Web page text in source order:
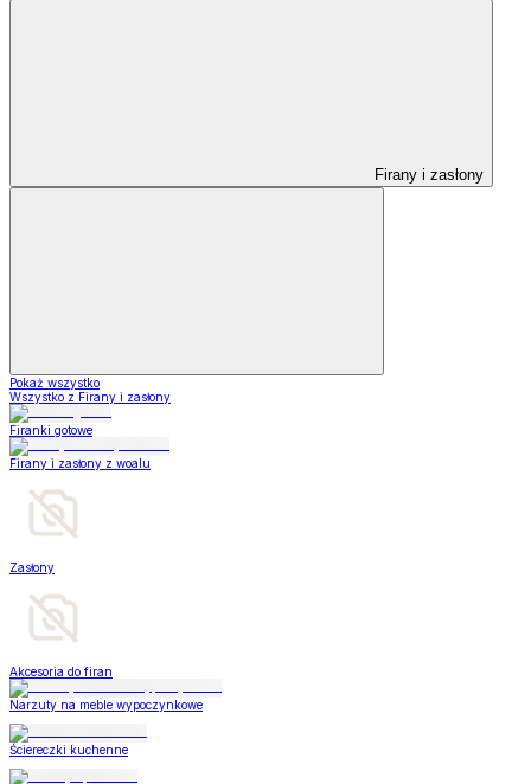
Firany i zasłony
Pokaż wszystko
Wszystko z Firany i zasłony
Firanki gotowe
Firany i zasłony z woalu
Zasłony
Akcesoria do firan
Narzuty na meble wypoczynkowe
Ściereczki kuchenne